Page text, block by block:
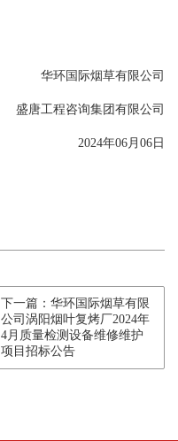
华环国际烟草有限公司
盛唐工程咨询集团有限公司
2024年06月06日
下一篇：华环国际烟草有限
公司涡阳烟叶复烤厂2024年
4月质量检测设备维修维护
项目招标公告